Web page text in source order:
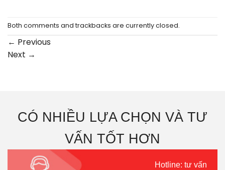
Both comments and trackbacks are currently closed.
← Previous
Next →
CÓ NHIỀU LỰA CHỌN VÀ TƯ
VẤN TỐT HƠN
Hotline: tư vấn